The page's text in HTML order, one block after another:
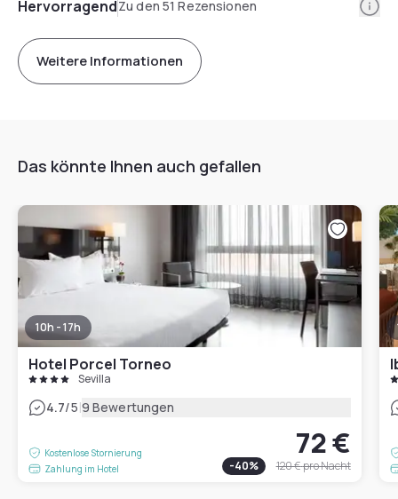
HervorragendZu den 51 Rezensionen
Weitere Informationen
Das könnte Ihnen auch gefallen
10h - 17h
Hotel Porcel Torneo
Sevilla
4.7/5|9 Bewertungen
Kostenlose Stornierung
Zahlung im Hotel
72 €
-40% 120 €pro Nacht